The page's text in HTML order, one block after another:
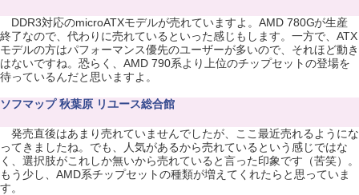
DDR3対応のmicroATXモデルが売れていますよ。AMD 780Gが生産
終了なので、代わりに売れているといった感じもします。一方で、ATX
モデルの方はパフォーマンス優先のユーザーが多いので、それほど動き
はないですね。恐らく、AMD 790系より上位のチップセットの登場を
待っているんだと思いますよ。
ソフマップ 秋葉原 リユース総合館
発売直後はあまり売れていませんでしたが、ここ最近売れるようにな
ってきましたね。でも、人気があるから売れているという感じではな
く、選択肢がこれしか無いから売れていると言った印象です（苦笑）。
もう少し、AMD系チップセットの種類が増えてくれたらと思っていま
す。